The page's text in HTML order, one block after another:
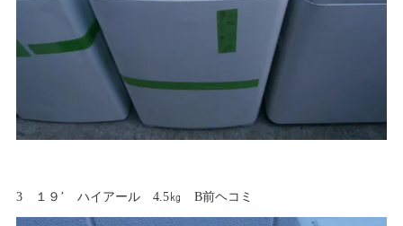
3 １９’ ハイアール 4.5㎏ B前ヘコミ